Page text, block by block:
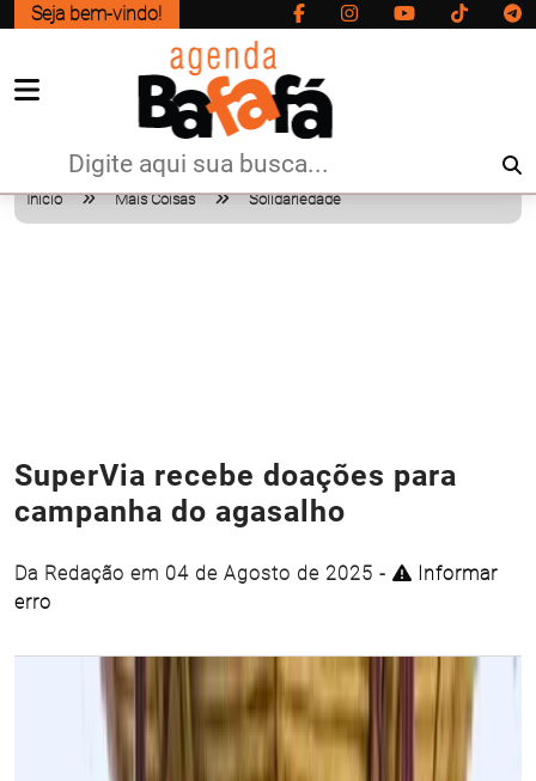
Seja bem-vindo!
Início Mais Coisas Solidariedade
SuperVia recebe doações para
campanha do agasalho
Da Redação em 04 de Agosto de 2025 -
Informar
erro